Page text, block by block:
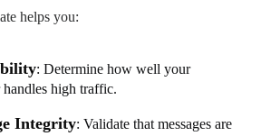
helps you:
: Determine how well your
handles high traffic.
Integrity: Validate that messages are